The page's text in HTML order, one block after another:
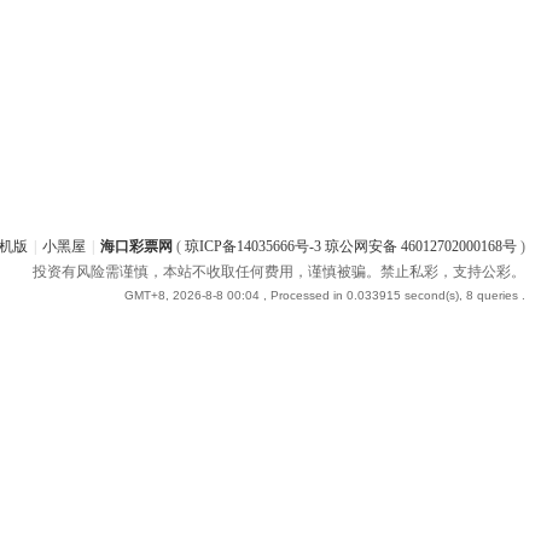
版 小黑屋 海口彩票网 ( 琼ICP备14035666号-3 琼公网安备 46012702000168号)
投资有风险需谨慎，本站不收取任何费用，谨慎被骗。禁止私彩，支持公彩。
GMT+8, 2026-8-8 00:04, Processed in 0.033915 second(s), 8 queries .